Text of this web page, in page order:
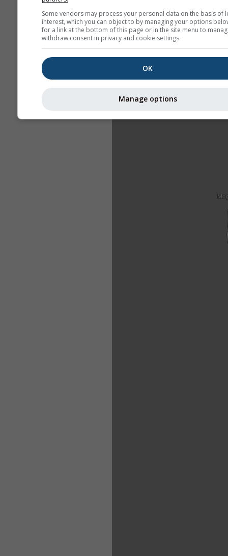
Some vendors may process your personal data on the basis of
interest, which you can object to by managing your options
for a link at the bottom of this page or in the site menu to
withdraw consent in privacy and cookie settings.
OK
Manage options